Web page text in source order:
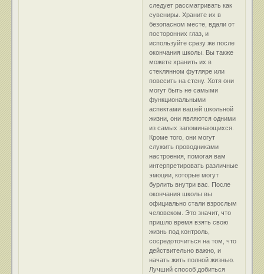
следует рассматривать как
сувениры. Храните их в
безопасном месте, вдали от
посторонних глаз, и
используйте сразу же после
окончания школы. Вы также
можете хранить их в
стеклянном футляре или
повесить на стену. Хотя они
могут быть не самыми
функциональными
аспектами вашей школьной
жизни, они являются одними
из самых запоминающихся.
Кроме того, они могут
служить проводниками
настроения, помогая вам
интерпретировать различные
эмоции, которые могут
бурлить внутри вас. После
окончания школы вы
официально стали взрослым
человеком. Это значит, что
пришло время взять свою
жизнь под контроль,
сосредоточиться на том, что
действительно важно, и
начать жить полной жизнью.
Лучший способ добиться